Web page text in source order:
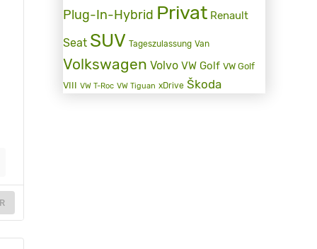
Plug-In-Hybrid Privat Renault
Seat SUV Tageszulassung Van
Volkswagen Volvo VW Golf VW Golf
VIII VW T-Roc VW Tiguan xDrive Škoda